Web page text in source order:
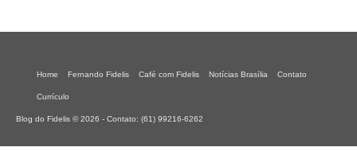
Home Fernando Fidelis Café com Fidelis Notícias Brasília Contato
Currículo
Blog do Fidelis © 2026 - Contato: (61) 99216-6262